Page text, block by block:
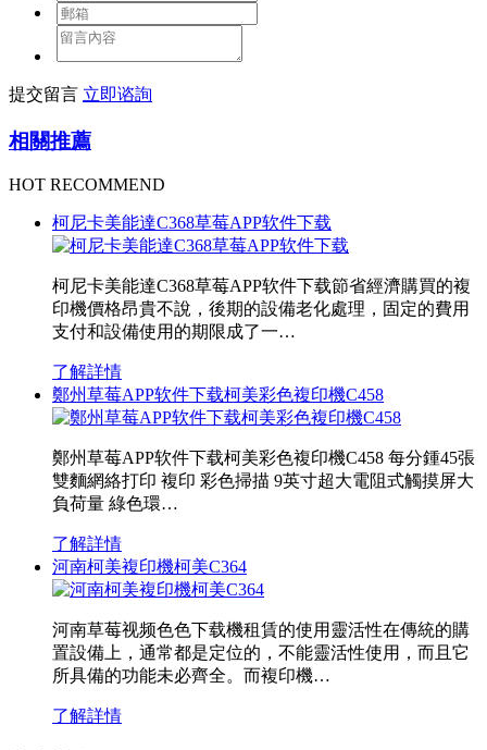
提交留言 立即谘詢
相關推薦
HOT RECOMMEND
柯尼卡美能達C368草莓APP软件下载
柯尼卡美能達C368草莓APP软件下载節省經濟購買的複
印機價格昂貴不說，後期的設備老化處理，固定的費用
支付和設備使用的期限成了一…
了解詳情
鄭州草莓APP软件下载柯美彩色複印機C458
鄭州草莓APP软件下载柯美彩色複印機C458 每分鍾45張
雙麵網絡打印 複印 彩色掃描 9英寸超大電阻式觸摸屏大
負荷量 綠色環…
了解詳情
河南柯美複印機柯美C364
河南草莓视频色色下载機租賃的使用靈活性在傳統的購
置設備上，通常都是定位的，不能靈活性使用，而且它
所具備的功能未必齊全。而複印機…
了解詳情